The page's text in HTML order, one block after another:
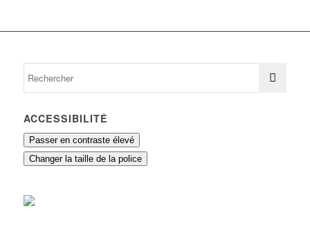
ACCESSIBILITÉ
Passer en contraste élevé
Changer la taille de la police